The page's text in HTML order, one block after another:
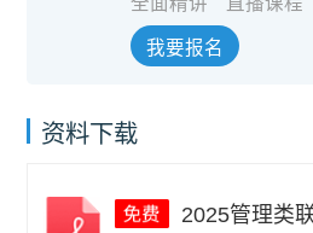
我要报名
资料下载